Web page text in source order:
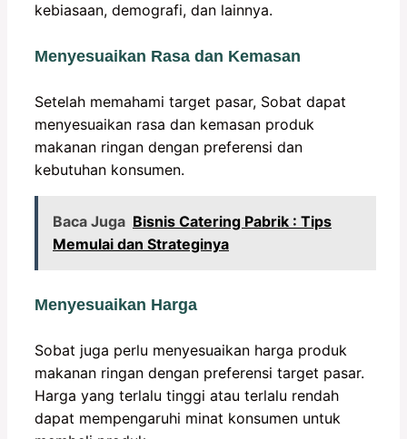
kebiasaan, demografi, dan lainnya.
Menyesuaikan Rasa dan Kemasan
Setelah memahami target pasar, Sobat dapat
menyesuaikan rasa dan kemasan produk
makanan ringan dengan preferensi dan
kebutuhan konsumen.
Baca Juga Bisnis Catering Pabrik : Tips
Memulai dan Strateginya
Menyesuaikan Harga
Sobat juga perlu menyesuaikan harga produk
makanan ringan dengan preferensi target pasar.
Harga yang terlalu tinggi atau terlalu rendah
dapat mempengaruhi minat konsumen untuk